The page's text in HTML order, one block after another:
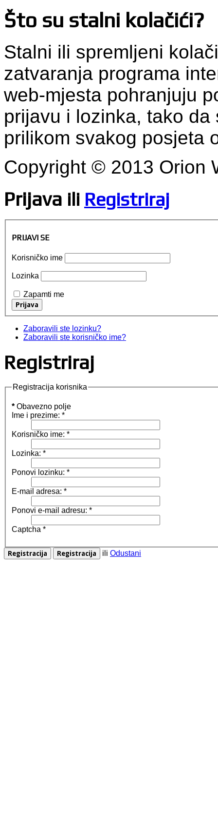
Što su stalni kolačići?
Stalni ili spremljeni
zatvaranja programa
web-mjesta pohranjuju
prijavu i lozinka, tako
prilikom svakog posjeta
Copyright © 2013 Orion
Prijava ili Registriraj
PRIJAVI SE
Korisničko ime
Lozinka
Zapamti me
Zaboravili ste lozinku?
Zaboravili ste korisničko ime?
Registriraj
Registracija korisnika
* Obavezno polje
Ime i prezime: *
Korisničko ime: *
Lozinka: *
Ponovi lozinku: *
E-mail adresa: *
Ponovi e-mail adresu: *
Captcha *
ili Odustani